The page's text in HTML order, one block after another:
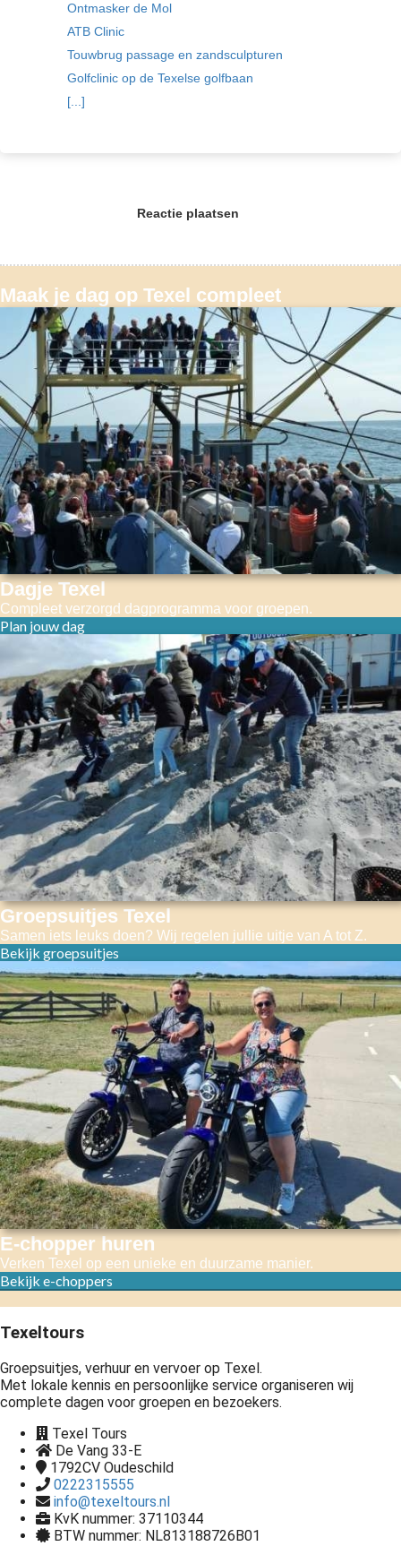
Ontmasker de Mol
ATB Clinic
Touwbrug passage en zandsculpturen
Golfclinic op de Texelse golfbaan
[...]
Reactie plaatsen
Maak je dag op Texel compleet
Dagje Texel
Compleet verzorgd dagprogramma voor groepen.
Plan jouw dag
Groepsuitjes Texel
Samen iets leuks doen? Wij regelen jullie uitje van A tot Z.
Bekijk groepsuitjes
E-chopper huren
Verken Texel op een unieke en duurzame manier.
Bekijk e-choppers
Texeltours
Groepsuitjes, verhuur en vervoer op Texel.
Met lokale kennis en persoonlijke service organiseren wij
complete dagen voor groepen en bezoekers.
Texel Tours
De Vang 33-E
1792CV Oudeschild
0222315555
info@texeltours.nl
KvK nummer: 37110344
BTW nummer: NL813188726B01